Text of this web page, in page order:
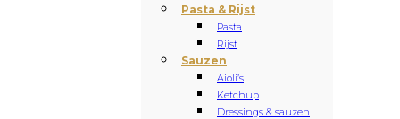
Pasta & Rijst
Pasta
Rijst
Sauzen
Aioli’s
Ketchup
Dressings & sauzen